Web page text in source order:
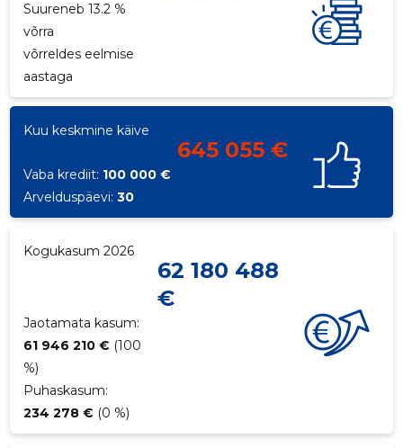
Suureneb 13.2 %
võrra
võrreldes eelmise
aastaga
Kuu keskmine käive
645 055 €
Vaba krediit: 100 000 €
Arvelduspäevi:30
Kogukasum 2026
62 180 488
€
Jaotamata kasum:
61 946 210 € (100
%)
Puhaskasum:
234 278 € (0 %)